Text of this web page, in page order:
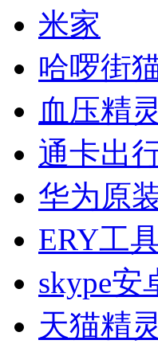
米家
哈啰街
血压精灵
通卡出
华为原
ERY工
skype安
天猫精灵